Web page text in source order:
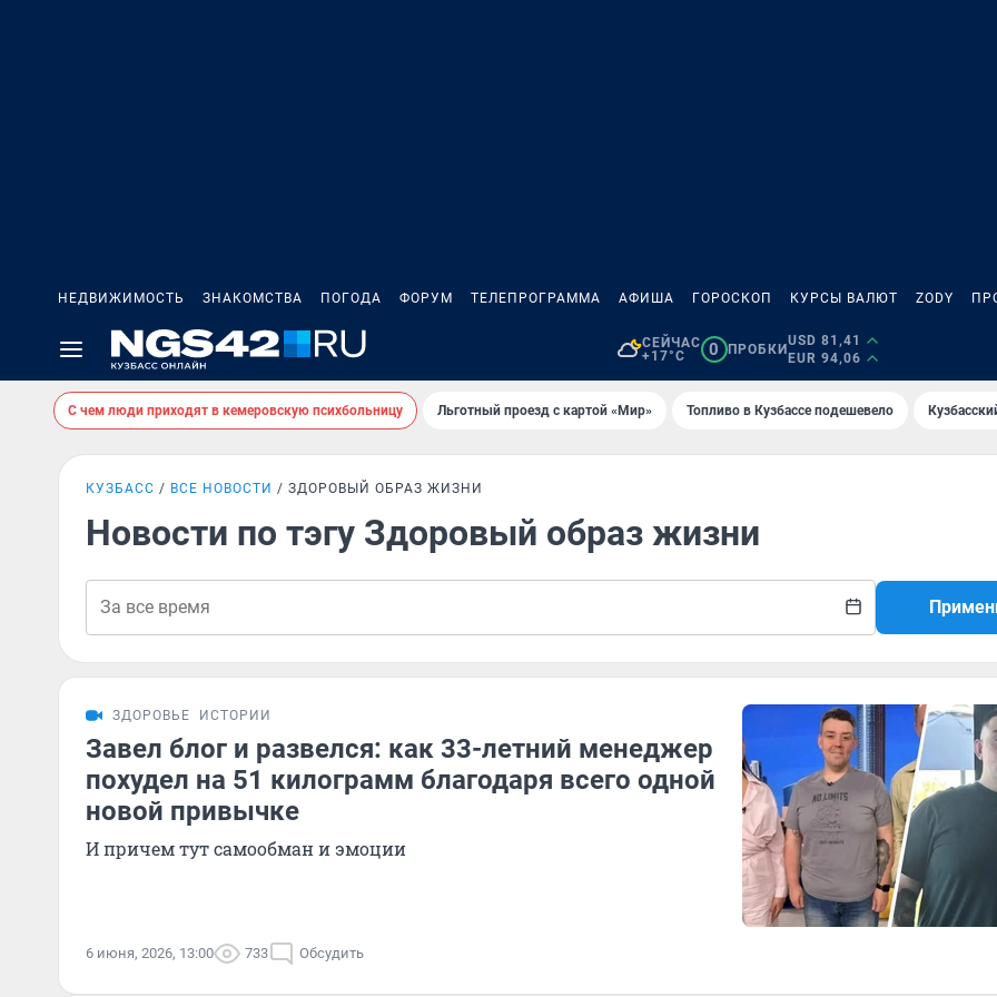
НЕДВИЖИМОСТЬ ЗНАКОМСТВА ПОГОДА ФОРУМ ТЕЛЕПРОГРАММА АФИША ГОРОСКОП КУРСЫ ВАЛЮТ ZODY
СЕЙЧАС
+17°C
0 ПРОБКИ
USD 81,41
EUR 94,06
С чем люди приходят в кемеровскую психбольницу Льготный проезд с картой «Мир» Топливо в Кузбассе подешевело
КУЗБАСС ВСЕ НОВОСТИ ЗДОРОВЫЙ ОБРАЗ ЖИЗНИ
Новости по тэгу Здоровый образ жизни
ЗДОРОВЬЕ ИСТОРИИ
Завел блог и развелся: как 33-летний менеджер
похудел на 51 килограмм благодаря всего одной
новой привычке
И причем тут самообман и эмоции
6 июня, 2026, 13:00 733 Обсудить